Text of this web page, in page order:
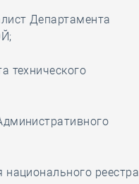
Департамента
технического
национального реестра